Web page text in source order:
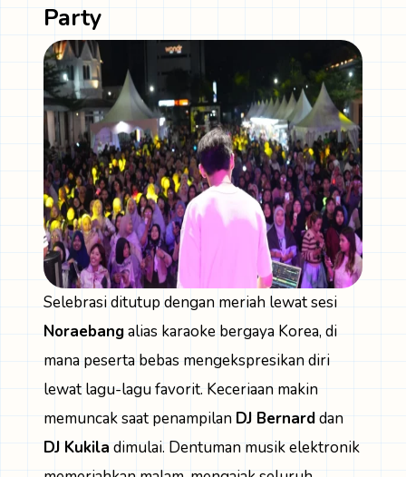
Party
Selebrasi ditutup dengan meriah lewat sesi
Noraebangalias karaoke bergaya Korea, di
mana peserta bebas mengekspresikan diri
lewat lagu-lagu favorit. Keceriaan makin
memuncak saat penampilan DJ Bernarddan
DJ Kukila dimulai. Dentuman musik elektronik